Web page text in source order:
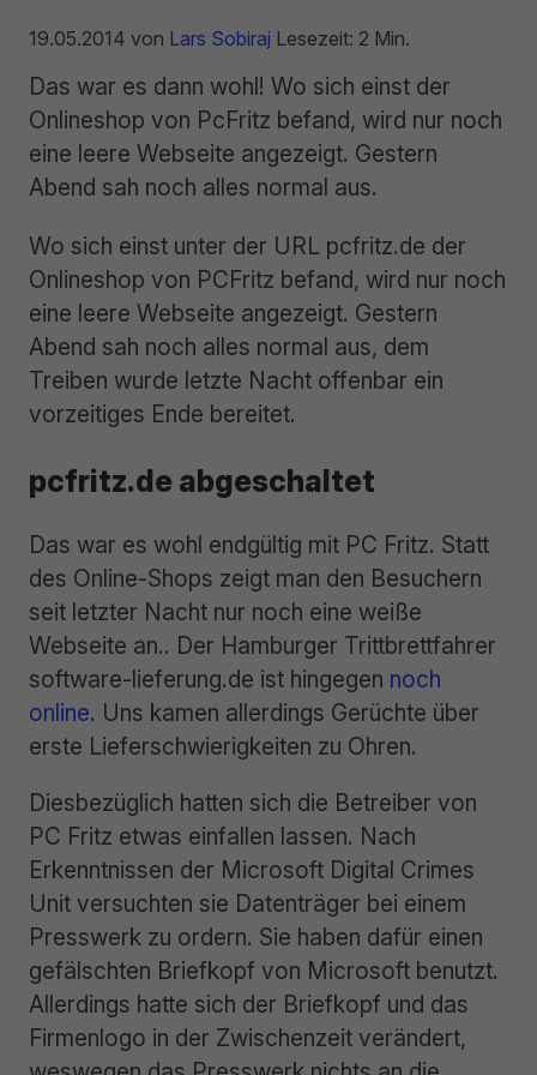
19.05.2014 von Lars Sobiraj Lesezeit: 2 Min.
Das war es dann wohl! Wo sich einst der
Onlineshop von PcFritz befand, wird nur noch
eine leere Webseite angezeigt. Gestern
Abend sah noch alles normal aus.
Wo sich einst unter der URL pcfritz.de der
Onlineshop von PCFritz befand, wird nur noch
eine leere Webseite angezeigt. Gestern
Abend sah noch alles normal aus, dem
Treiben wurde letzte Nacht offenbar ein
vorzeitiges Ende bereitet.
pcfritz.de abgeschaltet
Das war es wohl endgültig mit PC Fritz. Statt
des Online-Shops zeigt man den Besuchern
seit letzter Nacht nur noch eine weiße
Webseite an.. Der Hamburger Trittbrettfahrer
software-lieferung.de ist hingegen noch
online. Uns kamen allerdings Gerüchte über
erste Lieferschwierigkeiten zu Ohren.
Diesbezüglich hatten sich die Betreiber von
PC Fritz etwas einfallen lassen. Nach
Erkenntnissen der Microsoft Digital Crimes
Unit versuchten sie Datenträger bei einem
Presswerk zu ordern. Sie haben dafür einen
gefälschten Briefkopf von Microsoft benutzt.
Allerdings hatte sich der Briefkopf und das
Firmenlogo in der Zwischenzeit verändert,